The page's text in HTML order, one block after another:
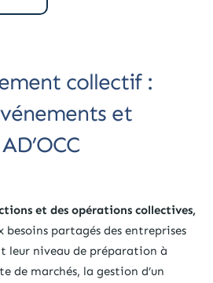
et
et des opérations collectives,
besoins partagés des entreprises
leur niveau de préparation à
de marchés, la gestion d’un